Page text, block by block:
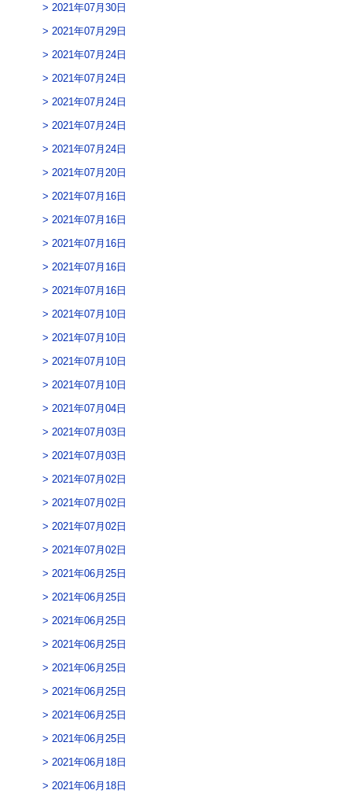
2021年07月30日
2021年07月29日
2021年07月24日
2021年07月24日
2021年07月24日
2021年07月24日
2021年07月24日
2021年07月20日
2021年07月16日
2021年07月16日
2021年07月16日
2021年07月16日
2021年07月16日
2021年07月10日
2021年07月10日
2021年07月10日
2021年07月10日
2021年07月04日
2021年07月03日
2021年07月03日
2021年07月02日
2021年07月02日
2021年07月02日
2021年07月02日
2021年06月25日
2021年06月25日
2021年06月25日
2021年06月25日
2021年06月25日
2021年06月25日
2021年06月25日
2021年06月25日
2021年06月18日
2021年06月18日